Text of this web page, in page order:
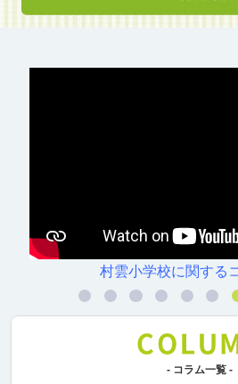
村雲小学校に関する
- コラム一覧 -